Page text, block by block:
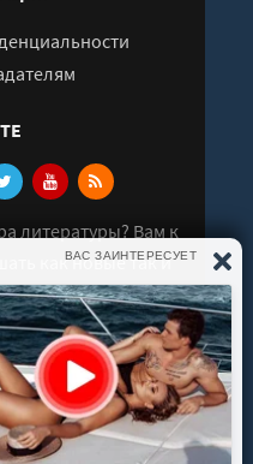
литературы? Вам к
как новые так и
и поделиться с
Все права